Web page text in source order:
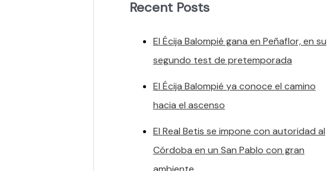
Recent Posts
El Écija Balompié gana en Peñaflor, en su
segundo test de pretemporada
El Écija Balompié ya conoce el camino
hacia el ascenso
El Real Betis se impone con autoridad al
Córdoba en un San Pablo con gran